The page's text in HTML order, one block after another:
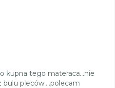
kupna tego materaca...nie
bulu pleców....polecam